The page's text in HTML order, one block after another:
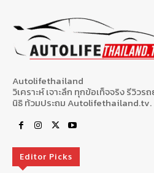
Autolifethailand
วิเคราะห์ เจาะลึก ทุกข้อเท็จจริง รีวิว
นิธิ ท้วมประถม Autolifethailand.tv.
Editor Picks